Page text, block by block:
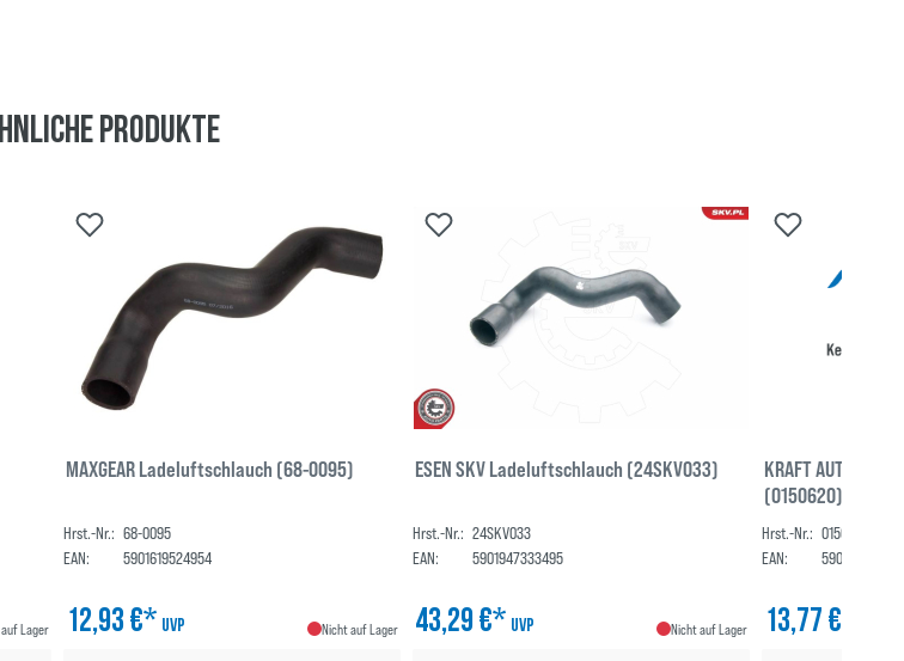
Produkte
Lager
MAXGEAR Ladeluftschlauch (68-0095)
Hrst.-Nr.: 68-0095
EAN:
5901619524954
12,93 €* UVP Nicht auf Lager
ESEN SKV Ladeluftschlauch (24SKV033)
Hrst.-Nr.: 24SKV033
EAN:
5901947333495
43,29 €* UVP Nicht auf Lager
KRAFT
(0150620)
Hrst.-Nr.: 0150620
EAN:
13,77 €*